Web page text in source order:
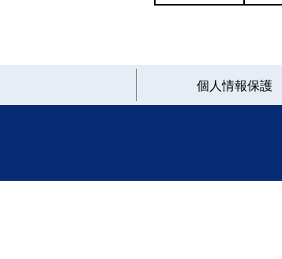
個人情報保護